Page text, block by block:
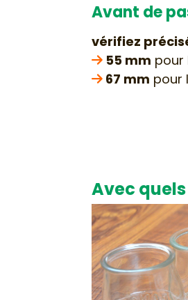
Avant de
vérifiez
 55 mm pour
 67 mm pour
Avec